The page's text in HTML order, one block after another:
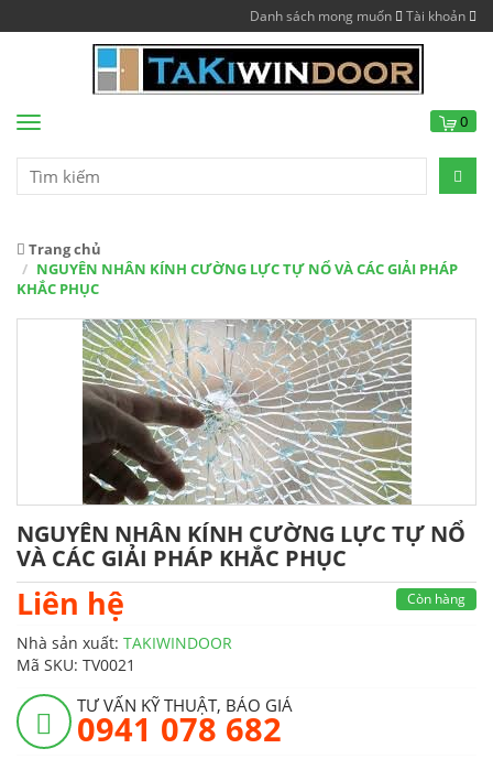
Danh sách mong muốn Tài khoản
Menu 0
Trang chủ
NGUYÊN NHÂN KÍNH CƯỜNG LỰC TỰ NỔ VÀ CÁC GIẢI PHÁP
KHẮC PHỤC
NGUYÊN NHÂN KÍNH CƯỜNG LỰC TỰ NỔ
VÀ CÁC GIẢI PHÁP KHẮC PHỤC
Liên hệ Còn hàng
Nhà sản xuất: TAKIWINDOOR
Mã SKU: TV0021
TƯ VẤN KỸ THUẬT, BÁO GIÁ
0941 078 682